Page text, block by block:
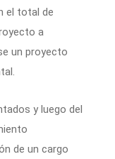
el total de
a
un proyecto
y luego del
de un cargo